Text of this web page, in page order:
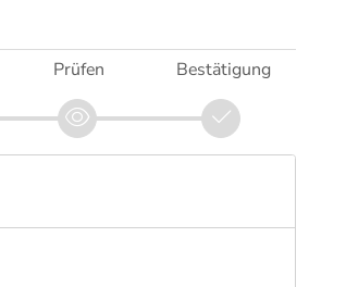
Prüfen Bestätigung